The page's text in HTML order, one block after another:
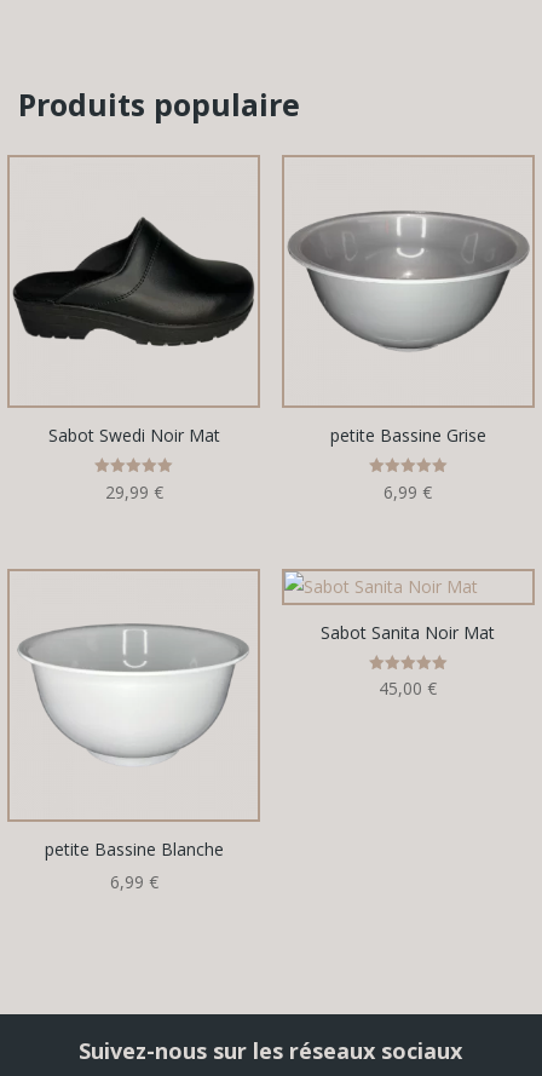
Produits populaire
Sabot Swedi Noir Mat
Note
5.00
29,99 €
petite Bassine Grise
Note
5.00
6,99€
petite Bassine Blanche
6,99 €
Sabot Sanita Noir Mat
Note
5.00
45,00€
Suivez-nous sur les réseaux sociaux